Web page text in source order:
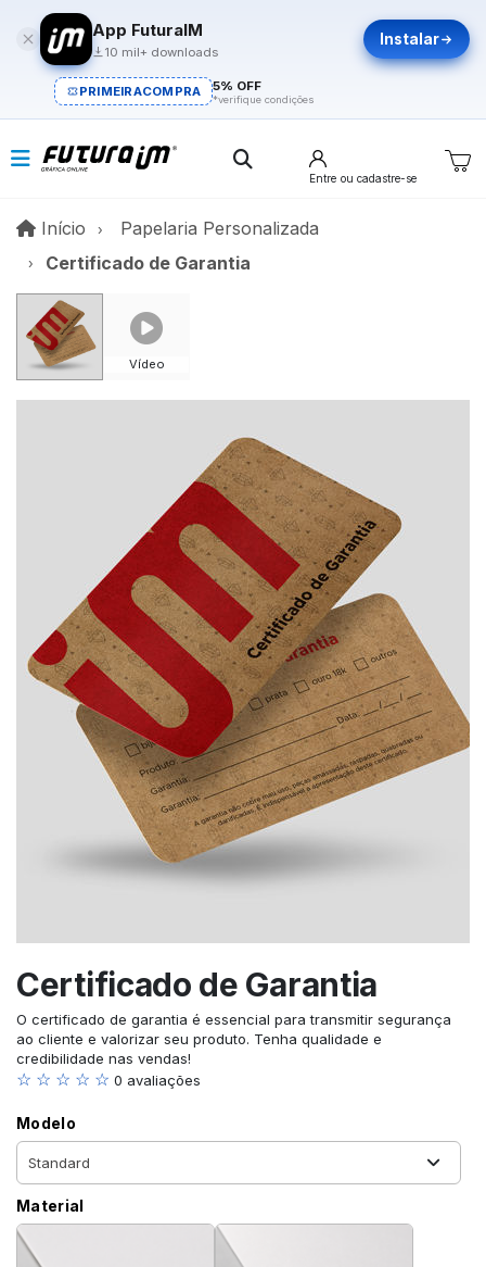
App FuturaIM
10 mil+ downloads
Instalar
PRIMEIRACOMPRA 5% OFF
*verifique condições
Entre ou cadastre-se
Início InícioPapelaria Personalizada
Certificado de Garantia
Vídeo
Certificado de Garantia
O certificado de garantia é essencial para transmitir segurança
ao cliente e valorizar seu produto. Tenha qualidade e
credibilidade nas vendas!
☆ ☆ ☆ ☆ ☆ 0 avaliações
Modelo
Material